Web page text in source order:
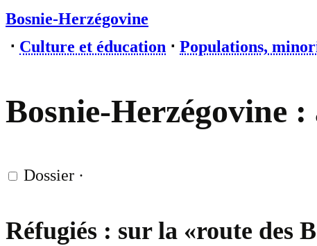
Bosnie-Herzégovine
⋅ Culture et éducation ⋅ Populations,
Bosnie-Herzégovine :
Dossier ·
Réfugiés : sur la «route des